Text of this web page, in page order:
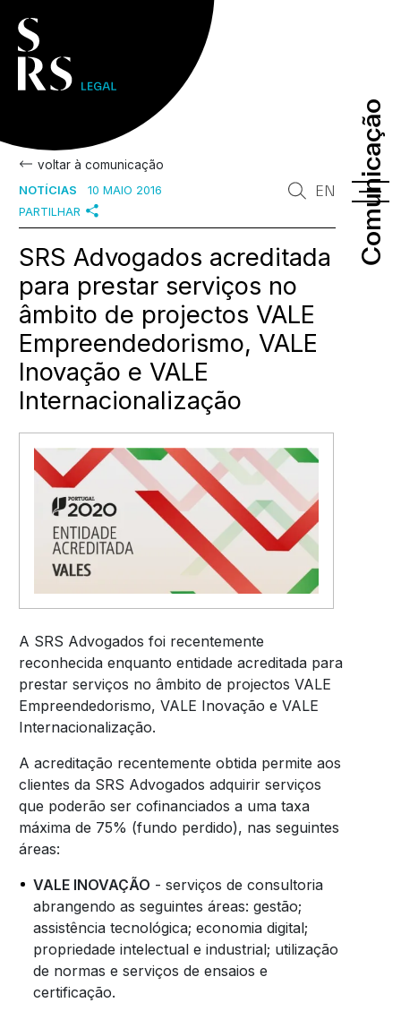
Comunicação
Comunicação
EN
voltar à comunicação
NOTÍCIAS
10 MAIO 2016
PARTILHAR
SRS Advogados acreditada
para prestar serviços no
âmbito de projectos VALE
Empreendedorismo, VALE
Inovação e VALE
Internacionalização
A SRS Advogados foi recentemente
reconhecida enquanto entidade acreditada para
prestar serviços no âmbito de projectos VALE
Empreendedorismo, VALE Inovação e VALE
Internacionalização.
A acreditação recentemente obtida permite aos
clientes da SRS Advogados adquirir serviços
que poderão ser cofinanciados a uma taxa
máxima de 75% (fundo perdido), nas seguintes
áreas:
VALE INOVAÇÃO - serviços de consultoria
abrangendo as seguintes áreas: gestão;
assistência tecnológica; economia digital;
propriedade intelectual e industrial; utilização
de normas e serviços de ensaios e
certificação.